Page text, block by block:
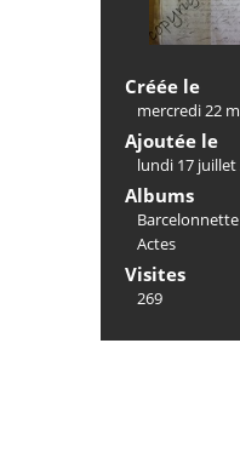
Créée le
mercredi 22
Ajoutée le
lundi 17 juillet
Albums
Barcelonnette
Actes
Visites
269